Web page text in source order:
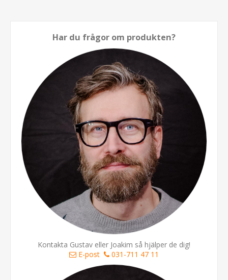
Har du frågor om produkten?
Kontakta Gustav eller Joakim så hjälper de dig!
E-post
031-711 47 11